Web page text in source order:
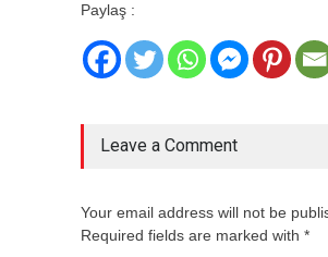
Paylaş :
Leave a Comment
Your email address will not be
Required fields are marked with *